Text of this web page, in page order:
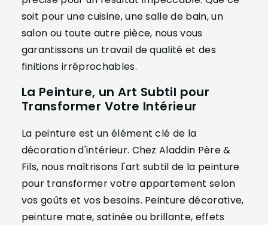
soit pour une cuisine, une salle de bain, un
salon ou toute autre pièce, nous vous
garantissons un travail de qualité et des
finitions irréprochables.
La Peinture, un Art Subtil pour
Transformer Votre Intérieur
La peinture est un élément clé de la
décoration d'intérieur. Chez Aladdin Père &
Fils, nous maîtrisons l'art subtil de la peinture
pour transformer votre appartement selon
vos goûts et vos besoins. Peinture décorative,
peinture mate, satinée ou brillante, effets